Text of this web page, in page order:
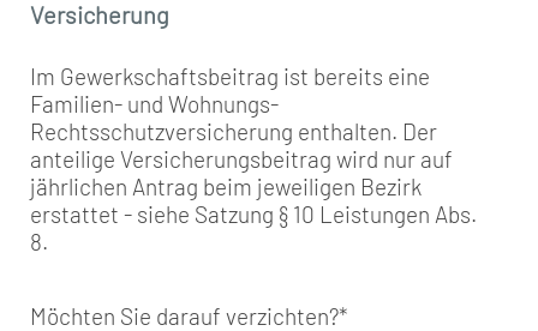
Versicherung
Im Gewerkschaftsbeitrag ist bereits eine
Familien- und Wohnungs-
Rechtsschutzversicherung enthalten. Der
anteilige Versicherungsbeitrag wird nur auf
jährlichen Antrag beim jeweiligen Bezirk
erstattet - siehe Satzung § 10 Leistungen Abs.
8.
Möchten Sie darauf verzichten?*